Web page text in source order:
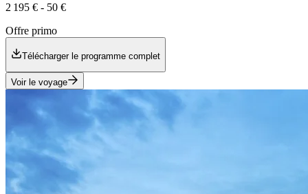
2 195 € - 50 €
Offre primo
Télécharger le programme complet
Voir le voyage